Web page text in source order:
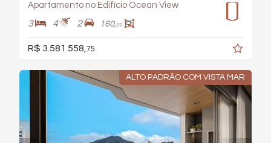
Apartamento no Edifício Ocean View
3 4 2 160,00
R$ 3.581.558, 75
ALTO PADRÃO COM VISTA MAR